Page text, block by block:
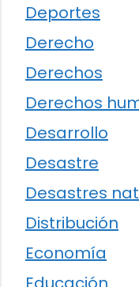
Deportes
Derecho
Derechos
Derechos
Desarrollo
Desastre
Desastres
Distribución
Economía